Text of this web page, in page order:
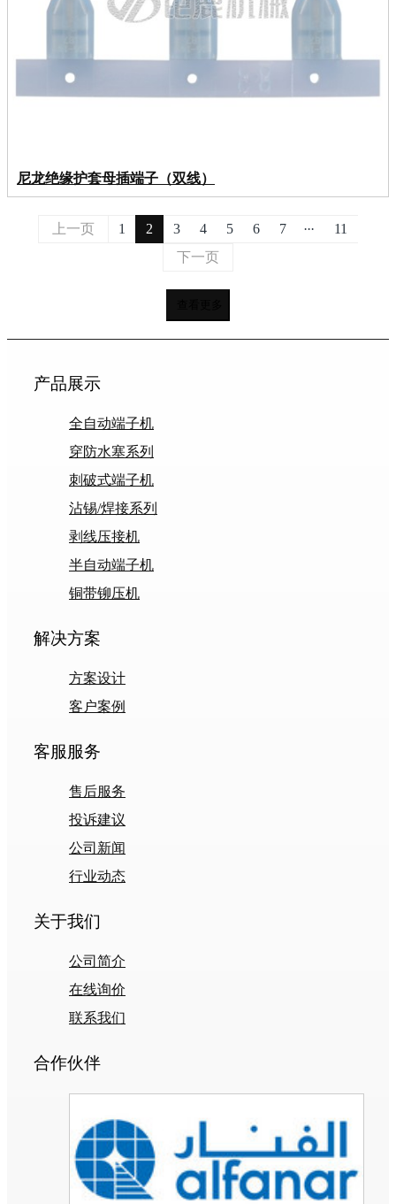
尼龙绝缘护套母插端子（双线）
上一页 1 2 3 4 5 6 7 ...
11
下一页
产品展示
全自动端子机
穿防水塞系列
刺破式端子机
沾锡/焊接系列
剥线压接机
半自动端子机
铜带铆压机
解决方案
方案设计
客户案例
客服服务
售后服务
投诉建议
公司新闻
行业动态
关于我们
公司简介
在线询价
联系我们
合作伙伴